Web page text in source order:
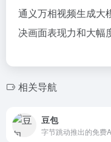
通义万相视频生成大
决画面表现力和大幅
相关导航
豆包